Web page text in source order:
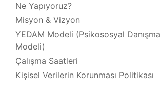
Ne Yapıyoruz?
Misyon & Vizyon
YEDAM Modeli (Psikososyal
Modeli)
Çalışma Saatleri
Kişisel Verilerin Korunması Politikası